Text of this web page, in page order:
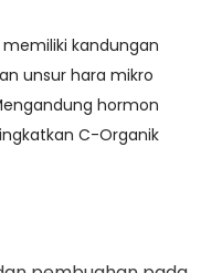
kandungan
unsur hara mikro
hormon
C-Organik